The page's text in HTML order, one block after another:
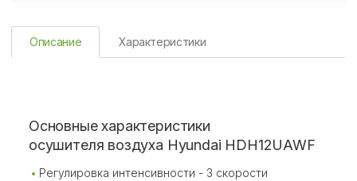
Описание Характеристики
Основные характеристики
осушителя воздуха Hyundai HDH12UAWF
Регулировка интенсивности - 3 скорости